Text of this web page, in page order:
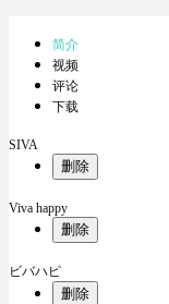
简介
视频
评论
下载
SIVA
删除
Viva happy
删除
ビバハピ
删除